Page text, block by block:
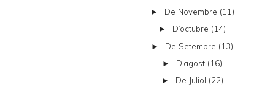
► De Novembre (11)
► D’octubre (14)
► De Setembre (13)
► D’agost (16)
► De Juliol (22)